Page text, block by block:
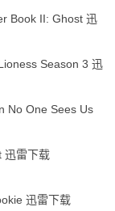
Book II: Ghost 迅
Season 3 迅
No One Sees Us
迅雷下载
迅雷下载